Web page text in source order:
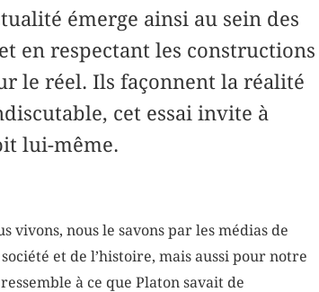
émerge ainsi au sein des
en respectant les constructions
le réel. Ils façonnent la réalité
cet essai invite à
lui-même.
vivons, nous le savons par les médias de
et de l’histoire, mais aussi pour notre
à ce que Platon savait de